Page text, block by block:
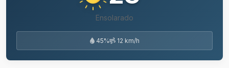
Ensolarado
45% 12 km/h